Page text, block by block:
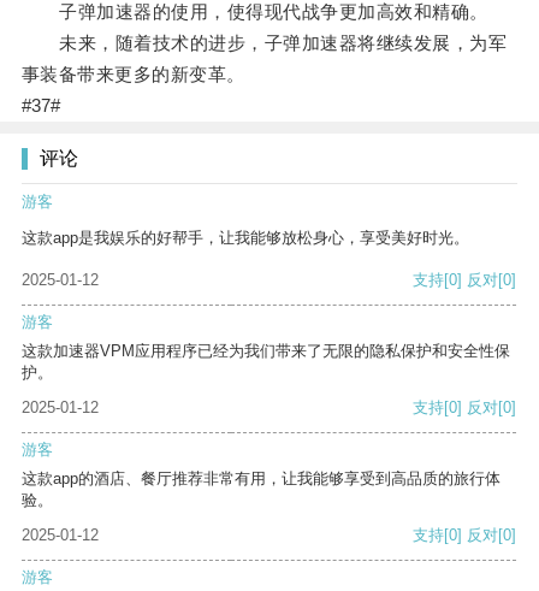
子弹加速器的使用，使得现代战争更加高效和精确。
未来，随着技术的进步，子弹加速器将继续发展，为军
事装备带来更多的新变革。
#37#
评论
游客
这款app是我娱乐的好帮手，让我能够放松身心，享受美好时光。
2025-01-12 支持[0] 反对[0]
游客
这款加速器VPM应用程序已经为我们带来了无限的隐私保护和安全性保
护。
2025-01-12
支持[0] 反对[0]
游客
这款app的酒店、餐厅推荐非常有用，让我能够享受到高品质的旅行体
验。
2025-01-12
支持[0] 反对[0]
游客